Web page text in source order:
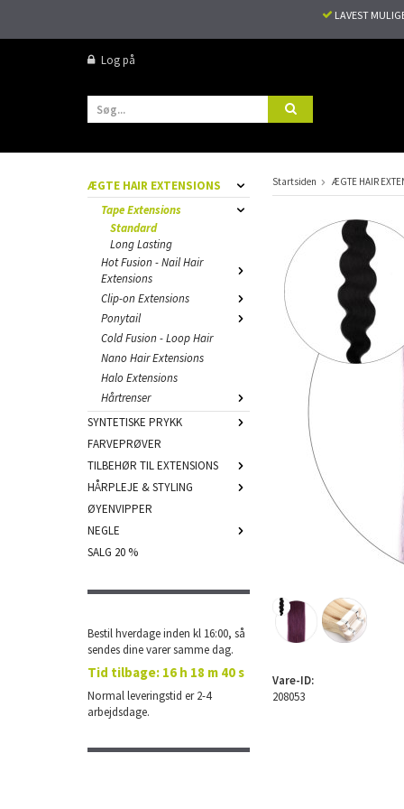
LAVEST
Log på
ÆGTE HAIR EXTENSIONS
Tape Extensions
Standard
Long Lasting
Hot Fusion - Nail Hair
Extensions
Clip-on Extensions
Ponytail
Cold Fusion - Loop Hair
Nano Hair Extensions
Halo Extensions
Hårtrenser
SYNTETISKE PRYKK
FARVEPRØVER
TILBEHØR TIL EXTENSIONS
HÅRPLEJE & STYLING
ØYENVIPPER
NEGLE
SALG 20 %
Bestil hverdage inden kl 16:00, så
sendes dine varer samme dag.
Tid tilbage: 16 h 18 m 39 s
Normal leveringstid er 2-4
arbejdsdage.
Startsiden ÆGTE HAIR
Vare-ID:
208053